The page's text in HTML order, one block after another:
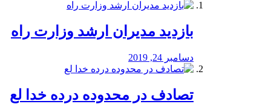
بازدید مدیران ارشد وزارت راه
دسامبر 24, 2019
تصادف در محدوده درده خدا لع